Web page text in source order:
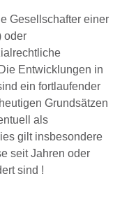
Gesellschafter einer
oder
Entwicklungen in
ein fortlaufender
Grundsätzen
als
gilt insbesondere
seit Jahren oder
sind !